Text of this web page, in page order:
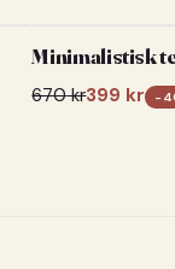
Minimalistisk
670kr399 kr -